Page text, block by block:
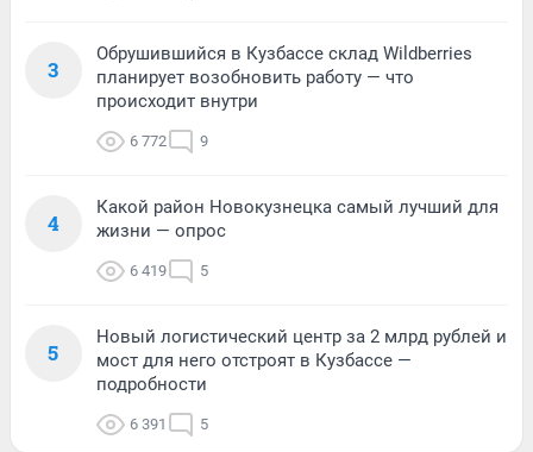
3
Обрушившийся в Кузбассе склад Wildberries
планирует возобновить работу — что
происходит внутри
6 772 9
4
Какой район Новокузнецка самый лучший для
жизни — опрос
6 419 5
5
Новый логистический центр за 2 млрд рублей и
мост для него отстроят в Кузбассе —
подробности
6 391 5